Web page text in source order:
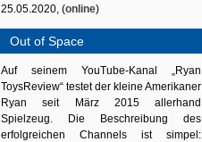
25.05.2020, (online)
Out of Space
Auf seinem YouTube-Kanal „Ryan
ToysReview“ testet der kleine Amerikaner
Ryan seit März 2015 allerhand
Spielzeug. Die Beschreibung des
erfolgreichen Channels ist simpel: